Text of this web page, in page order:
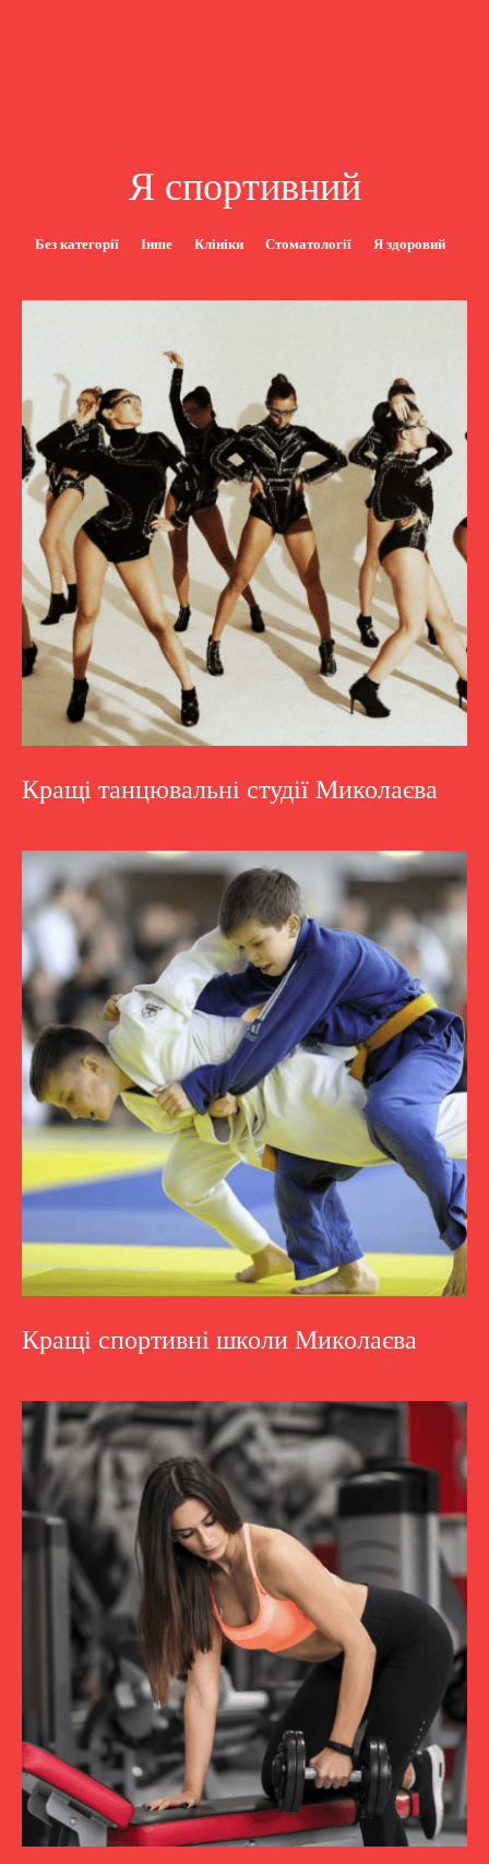
Я спортивний
Без категорії Інше Клініки Стоматології Я здоровий
Кращі танцювальні студії Миколаєва
Кращі спортивні школи Миколаєва